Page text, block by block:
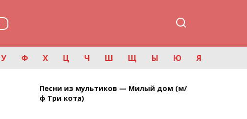
У Ф Х Ц Ч Ш Щ Ы Ю Я
Песни из мультиков — Милый дом (м/
ф Три кота)